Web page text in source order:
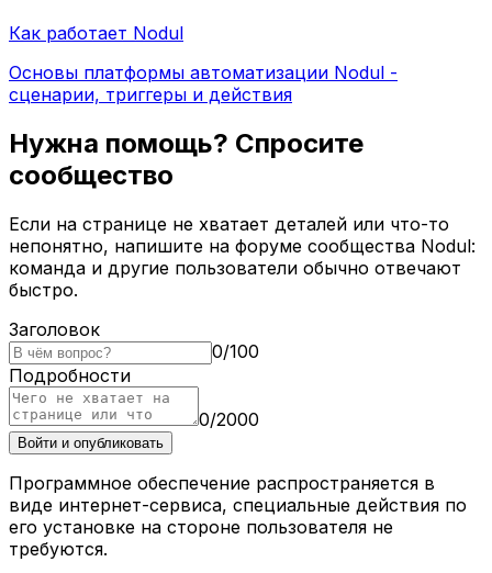
Как работает Nodul
Основы платформы автоматизации Nodul -
сценарии, триггеры и действия
Нужна помощь? Спросите
сообщество
Если на странице не хватает деталей или что-то
непонятно, напишите на форуме сообщества Nodul:
команда и другие пользователи обычно отвечают
быстро.
Заголовок
0/100
Подробности
0/2000
Войти и опубликовать
Программное обеспечение распространяется в
виде интернет-сервиса, специальные действия по
его установке на стороне пользователя не
требуются.